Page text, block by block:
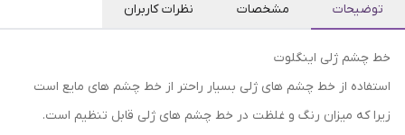
توضیحات مشخصات نظرات کاربران
خط چشم ژلی اینگلوت
استفاده از خط چشم های ژلی بسیار راحتر از خط چشم های مایع است
زیرا که میزان رنگ و غلظت در خط چشم های ژلی قابل تنظیم است.